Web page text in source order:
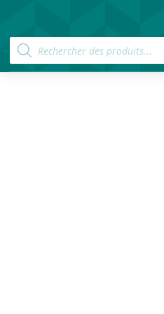
Recherche
de
produits